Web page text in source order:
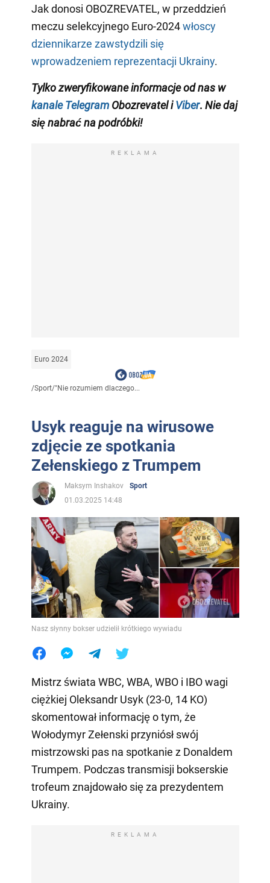
Jak donosi OBOZREVATEL, w przeddzień
meczu selekcyjnego Euro-2024włoscy
dziennikarze zawstydzili się
wprowadzeniem reprezentacji Ukrainy.
Tylkozweryfikowane informacje od nas w
kanale TelegramObozrevatel iViber. Nie daj
się nabrać na podróbki!
REKLAMA
Euro 2024
/Sport/"Nie rozumiem dlaczego...
Usyk reaguje na wirusowe
zdjęcie ze spotkania
Zełenskiego z Trumpem
Maksym Inshakov
Sport
01.03.2025 14:48
Nasz słynny bokser udzielił krótkiego wywiadu
Mistrz świata WBC, WBA, WBO i IBO wagi
ciężkiej Oleksandr Usyk (23-0, 14 KO)
skomentował informację o tym, że
Wołodymyr Zełenski przyniósł swój
mistrzowski pas na spotkanie z Donaldem
Trumpem. Podczas transmisji bokserskie
trofeum znajdowało się za prezydentem
Ukrainy.
REKLAMA